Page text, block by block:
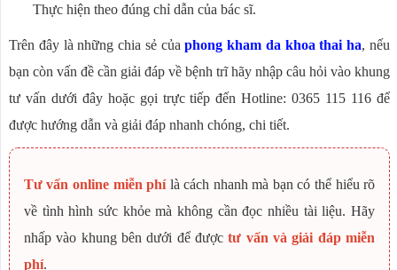
Thực hiện theo đúng chỉ dẫn của bác sĩ.
Trên đây là những chia sẻ củaphong kham da khoa thai ha, nếu
bạn còn vấn đề cần giải đáp về bệnh trĩ hãy nhập câu hỏi vào khung
tư vấn dưới đây hoặc gọi trực tiếp đến Hotline: 0365 115 116 để
được hướng dẫn và giải đáp nhanh chóng, chi tiết.
Tư vấn online miễn phílà cách nhanh mà bạn có thể hiểu rõ
về tình hình sức khỏe mà không cần đọc nhiều tài liệu. Hãy
nhấp vào khung bên dưới để đượctư vấn và giải đáp miễn
phí.